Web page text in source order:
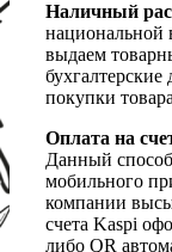
Наличный
национальной
выдаем
покупки
Оплата на
Данный
мобильного
компании
счета Kaspi
либо QR